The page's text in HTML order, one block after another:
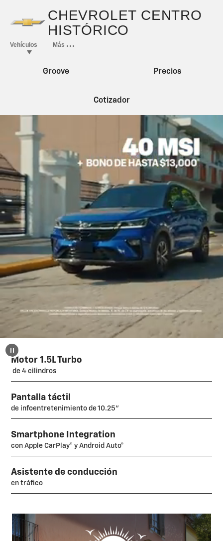
Groove Precios
Cotizador
Motor 1.5L Turbo
de 4 cilindros
Pantalla táctil
de infoentretenimiento de 10.25"
Smartphone Integration
con Apple CarPlay® y Android Auto®
Asistente de conducción
en tráfico